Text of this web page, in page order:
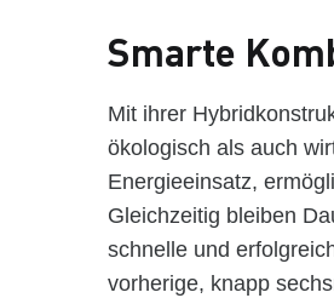
Smarte
Mit ihrer
ökologisch als auch
Energieeinsatz,
Gleichzeitig bleiben
schnelle und
vorherige, knapp